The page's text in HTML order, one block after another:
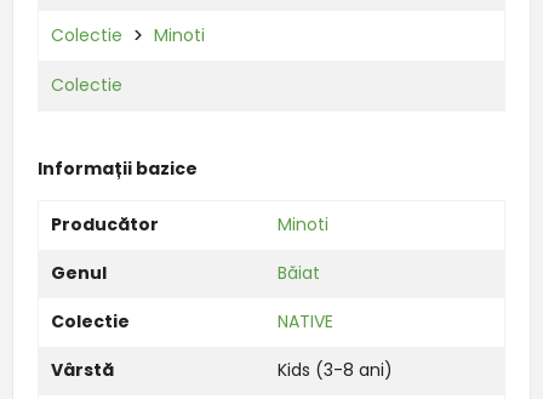
Colectie Minoti
Colectie
Informații bazice
Producător
Minoti
Genul
Băiat
Colectie
NATIVE
Vârstă
Kids (3-8 ani)